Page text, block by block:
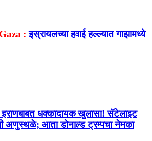
: इस्रायलच्या हवाई हल्ल्यात गाझामध्ये
इराणबाबत धक्कादायक खुलासा! सॅटेलाइट
अणुस्थळे; आता डोनाल्ड ट्रम्पचा नेमका